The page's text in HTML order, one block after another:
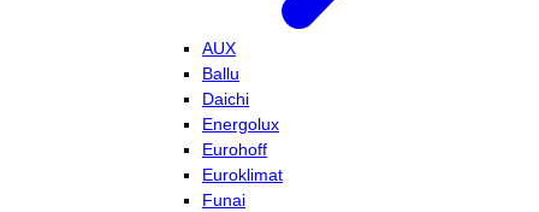
AUX
Ballu
Daichi
Energolux
Eurohoff
Euroklimat
Funai